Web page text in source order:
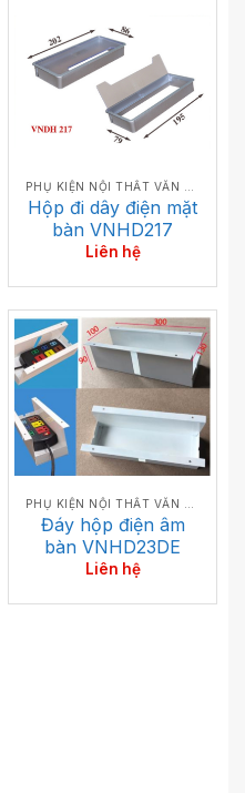
Hộp đi dây điện mặt
bàn VNHD217
Liên hệ
Đáy hộp điện âm
bàn VNHD23DE
Liên hệ